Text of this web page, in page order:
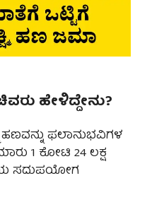
ಹೇಳಿದ್ದೇನು?
ಹಣವನ್ನು ಫಲಾನುಭವಿಗಳ
1 ಕೋಟಿ 24 ಲಕ್ಷ
ಸದುಪಯೋಗ